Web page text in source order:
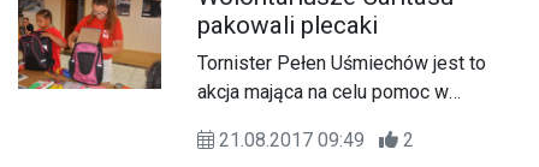
pakowali plecaki
Tornister Pełen Uśmiechów jest to
akcja mająca na celu pomoc w
dla dzieci z ubogich rodzin. Włączył
21.08.2017 09:49 2